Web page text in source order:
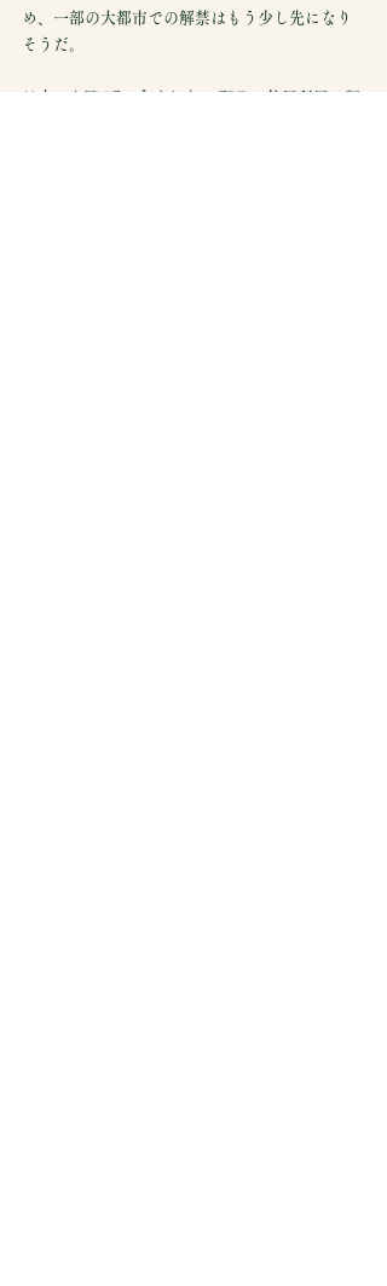
め、一部の大都市での解禁はもう少し先になり
そうだ。
日本でもTHCの含まれないCBDの飲用利用は認